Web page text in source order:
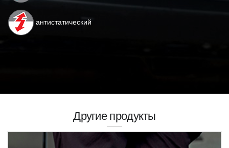
антистатический
Другие продукты